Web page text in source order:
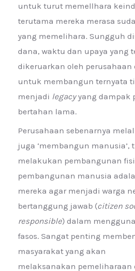
untuk turut memellhara
terutama mereka merasa
yang memelihara. Sungguh
dana, waktu dan upaya yang
dikeruarkan oleh perusahaan
untuk membangun ternyata
menjadi legacyyang dampak
bertahan lama.
Perusahaan sebenarnya
juga ‘membangun manusia’,
melakukan pembangunan
pembangunan manusia
mereka agar menjadi warga
bertanggung jawab (citizen
responsible) dalam
fasos. Sangat penting
masyarakat yang akan
melaksanakan pemeliharaan